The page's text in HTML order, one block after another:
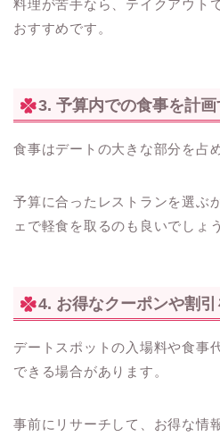
料理が苦手なら、テイクアウト
おすすめです。
3. 予算内での食事を計画
食事はデートの大きな部分を占
予算に合ったレストランを選ぶ
ェで軽食を取るのも良いでしょう
4. お得なクーポンや割
デートスポットの入場料や食事
できる場合があります。
事前にリサーチして、お得な情